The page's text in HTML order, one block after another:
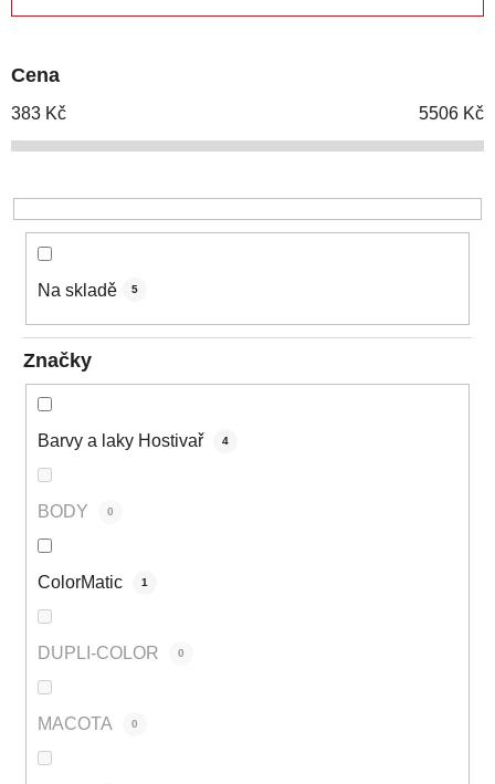
r
o
d
k
Cena
383 Kč 5506 Kč
Na skladě 5
Značky
Barvy a laky Hostivař 4
BODY 0
ColorMatic 1
DUPLI-COLOR 0
MACOTA 0